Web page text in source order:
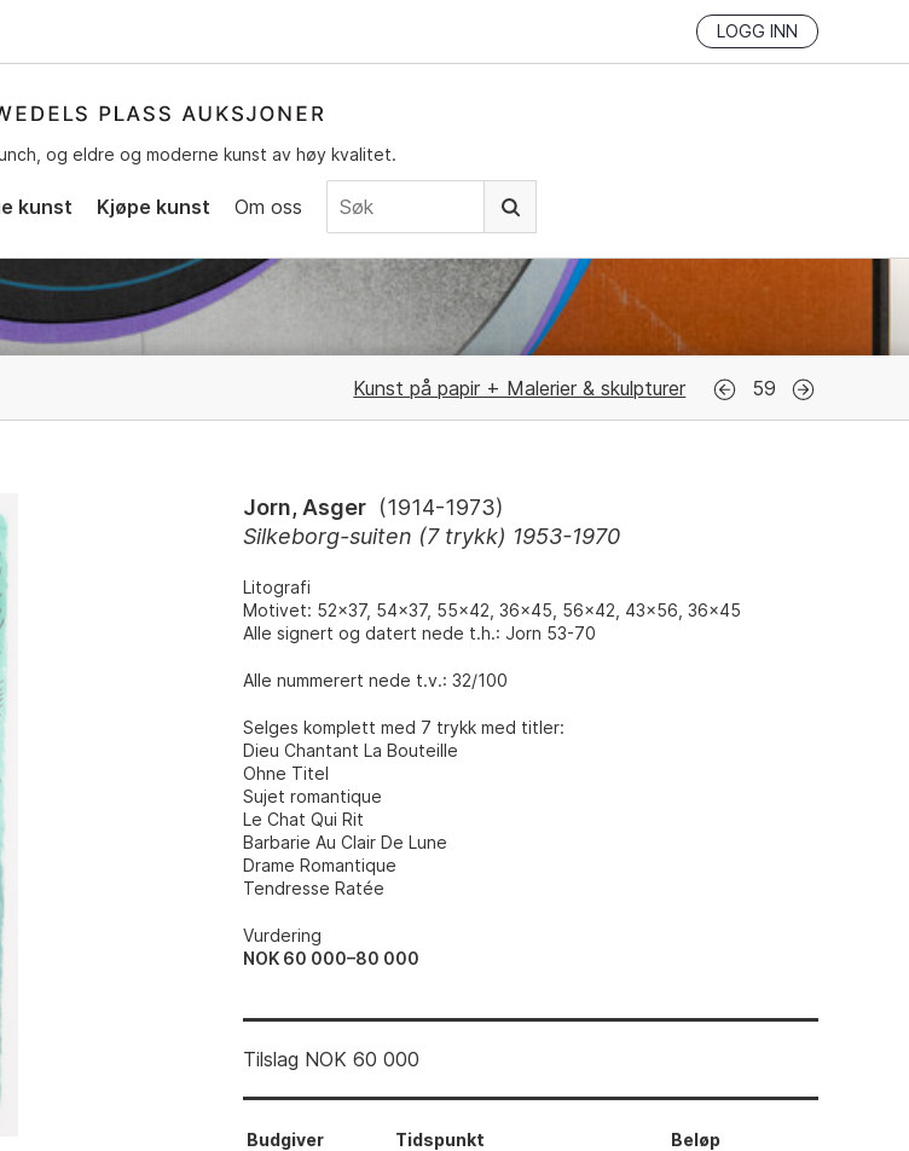
LOGG INN
og eldre og moderne kunst av høy kvalitet.
kunst Kjøpe kunst Om oss
Kunst på papir + Malerier & skulpturer 59
Jorn, Asger (1914-1973)
Silkeborg-suiten (7 trykk) 1953-1970
Litografi
Motivet: 52x37, 54x37, 55x42, 36x45, 56x42, 43x56, 36x45
Alle signert og datert nede t.h.: Jorn 53-70
Alle nummerert nede t.v.: 32/100
Selges komplett med 7 trykk med titler:
Dieu Chantant La Bouteille
Ohne Titel
Sujet romantique
Le Chat Qui Rit
Barbarie Au Clair De Lune
Drame Romantique
Tendresse Ratée
Vurdering
NOK 60 000–80 000
Tilslag NOK60 000
Budgiver Tidspunkt
Beløp